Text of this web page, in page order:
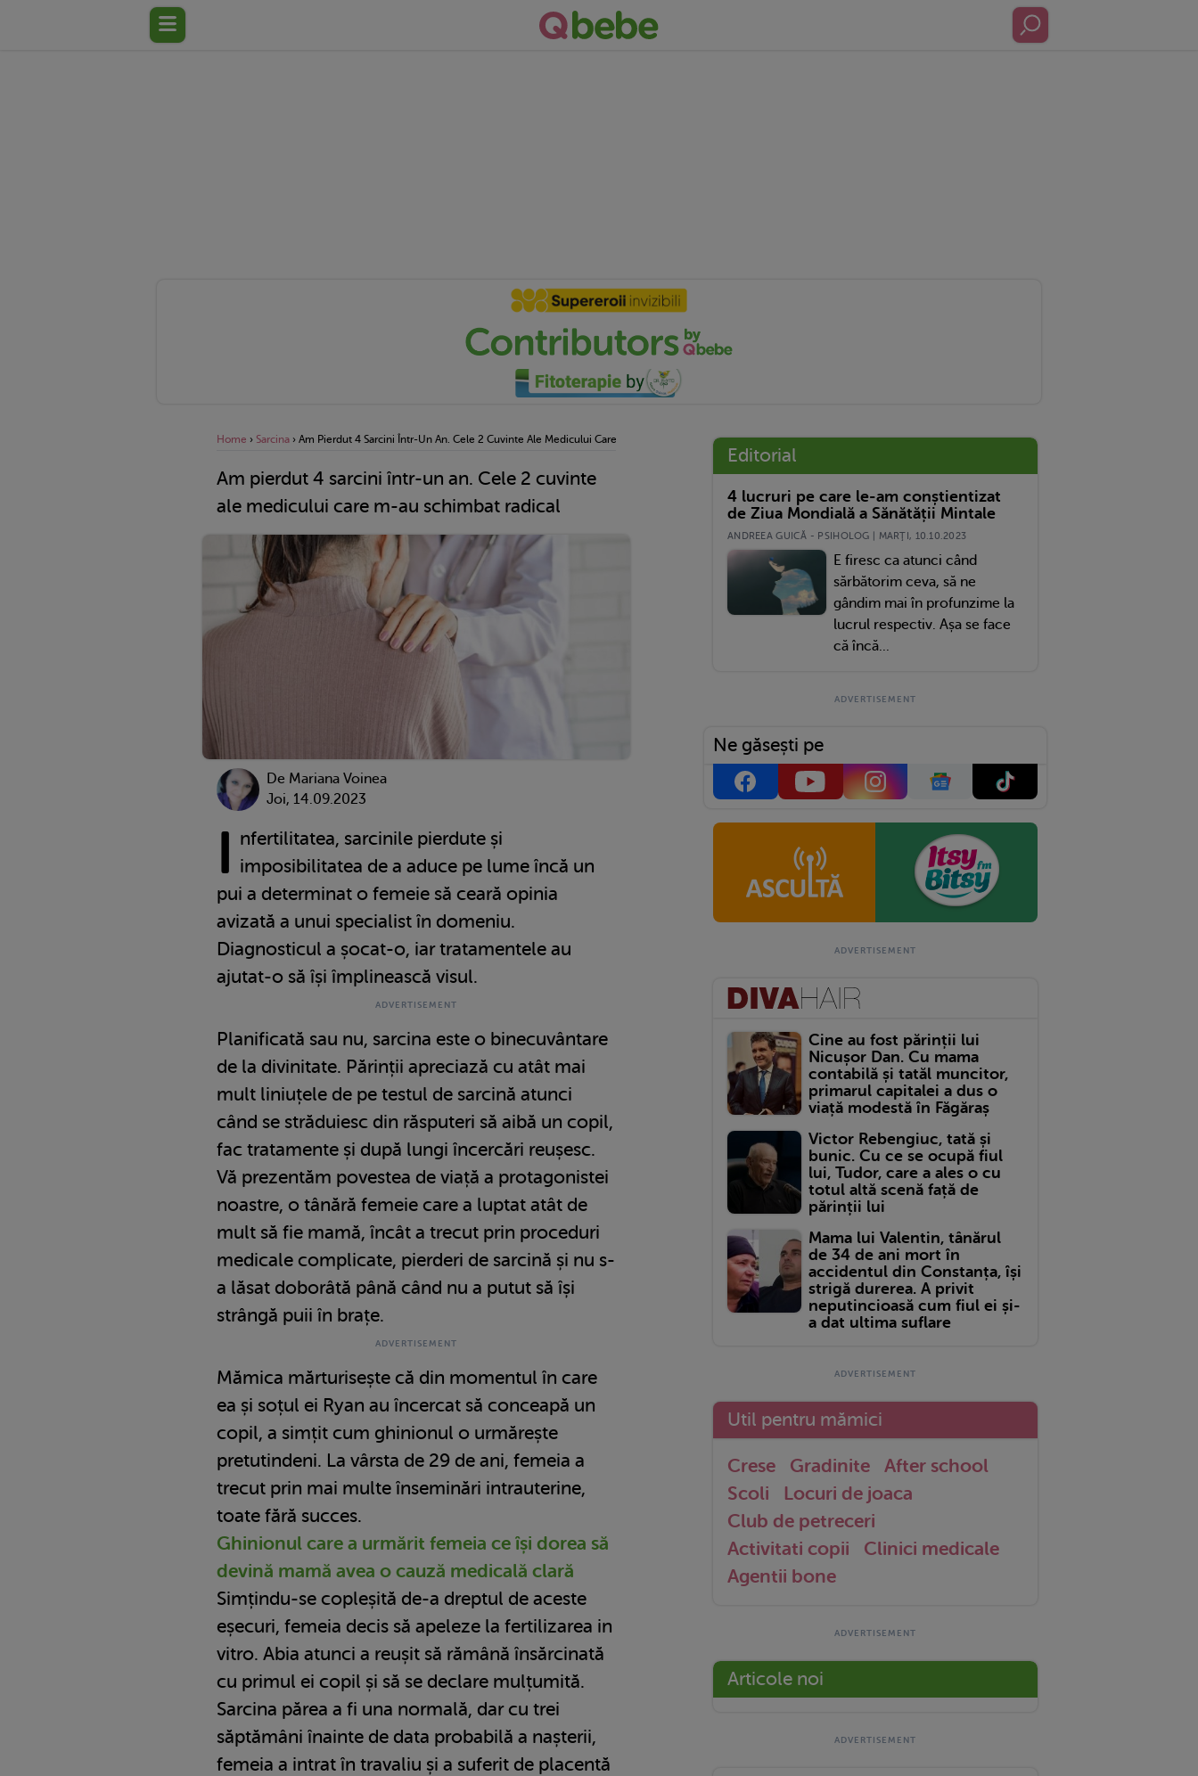
Home › Sarcina › Am Pierdut 4 Sarcini Într-Un An. Cele 2 Cuvinte Ale Medicului Care M-Au Schimbat Radical
Am pierdut 4 sarcini într-un an. Cele 2 cuvinte
ale medicului care m-au schimbat radical
De Mariana Voinea
Joi, 14.09.2023
I nfertilitatea, sarcinile pierdute și
imposibilitatea de a aduce pe lume încă un
pui a determinat o femeie să ceară opinia
avizată a unui specialist în domeniu.
Diagnosticul a șocat-o, iar tratamentele au
ajutat-o să își împlinească visul.
Planificată sau nu, sarcina este o binecuvântare
de la divinitate. Părinții apreciază cu atât mai
mult liniuțele de pe testul de sarcină atunci
când se străduiesc din răsputeri să aibă un copil,
fac tratamente și după lungi încercări reușesc.
Vă prezentăm povestea de viață a protagonistei
noastre, o tânără femeie care a luptat atât de
mult să fie mamă, încât a trecut prin proceduri
medicale complicate, pierderi de sarcină și nu s-
a lăsat doborâtă până când nu a putut să își
strângă puii în brațe.
Mămica mărturisește că din momentul în care
ea și soțul ei Ryan au încercat să conceapă un
copil, a simțit cum ghinionul o urmărește
pretutindeni. La vârsta de 29 de ani, femeia a
trecut prin mai multe înseminări intrauterine,
toate fără succes.
Ghinionul care a urmărit femeia ce își dorea să
devină mamă avea o cauză medicală clară
Simțindu-se copleșită de-a dreptul de aceste
eșecuri, femeia decis să apeleze la fertilizarea in
vitro. Abia atunci a reușit să rămână însărcinată
cu primul ei copil și să se declare mulțumită.
Sarcina părea a fi una normală, dar cu trei
săptămâni înainte de data probabilă a nașterii,
femeia a intrat în travaliu și a suferit de placentă
Editorial
4 lucruri pe care le-am conștientizat
de Ziua Mondială a Sănătății Mintale
ANDREEA GUICĂ - PSIHOLOG | MARŢI, 10.10.2023
E firesc ca atunci când
sărbătorim ceva, să ne
gândim mai în profunzime la
lucrul respectiv. Așa se face
că încă...
Ne găsești pe
Cine au fost părinții lui
Nicușor Dan. Cu mama
contabilă și tatăl muncitor,
primarul capitalei a dus o
viață modestă în Făgăraș
Victor Rebengiuc, tată și
bunic. Cu ce se ocupă fiul
lui, Tudor, care a ales o cu
totul altă scenă față de
părinții lui
Mama lui Valentin, tânărul
de 34 de ani mort în
accidentul din Constanța, își
strigă durerea. A privit
neputincioasă cum fiul ei și-
a dat ultima suflare
Util pentru mămici
Crese Gradinite
After school
Scoli
Locuri de joaca
Club de petreceri
Activitati copii
Clinici medicale
Agentii bone
Articole noi